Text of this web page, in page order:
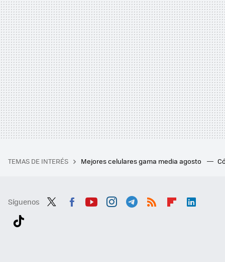
TEMAS DE INTERÉS Mejores celulares gama media agosto
Síguenos